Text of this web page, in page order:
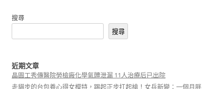
搜尋
搜尋
近期文章
晶圓工秀傳醫院勞檢廠化學氣體泄漏 11人治療后已出院
走貓步的台包養心得女模特，踢起正步扛起槍！女兵新變：一個月胖